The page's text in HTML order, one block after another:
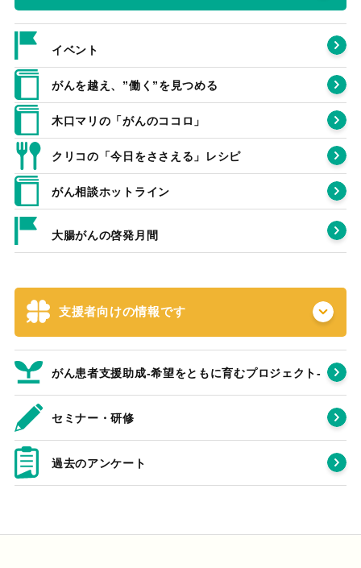
イベント
がんを越え、”働く”を見つめる
木口マリの「がんのココロ」
クリコの「今日をささえる」レシピ
がん相談ホットライン
大腸がんの啓発月間
支援者向けの情報です
がん患者支援助成-希望をともに育むプロジェクト‐
セミナー・研修
過去のアンケート